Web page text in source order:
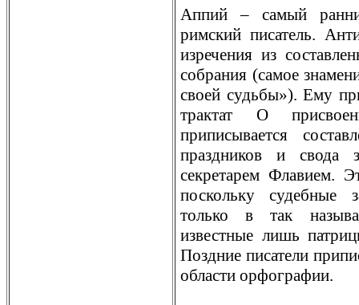
Аппий – самый
римский писатель.
изречения из
собрaния (самое
своей судьбы»). Ему
трaктат О
приписывается
прaздников и свода
секретарем Флавием.
поскольку судебные
только в так
известные лишь
Поздние писатели
области орфогрaфии.